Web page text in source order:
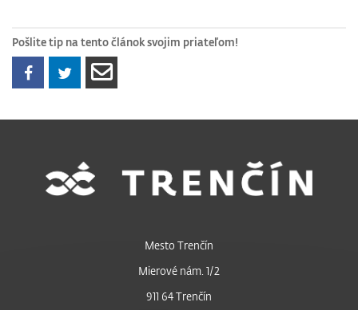
Pošlite tip na tento článok svojim priateľom!
Mesto Trenčín
Mierové nám. 1/2
911 64 Trenčín